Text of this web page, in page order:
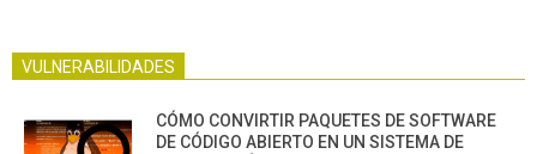
VULNERABILIDADES
CÓMO CONVIRTIR PAQUETES DE SOFTWARE
DE CÓDIGO ABIERTO EN UN SISTEMA DE